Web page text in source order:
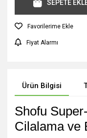
SEPETE
Fiyat Alarmı
Ürün Bilgisi
Shofu
Cilalama ve